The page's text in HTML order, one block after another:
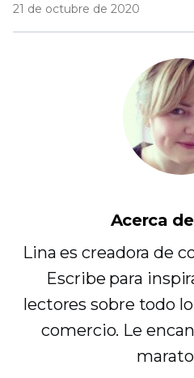
21 de octubre de 2020
Acerca
Lina es creadora de
Escribe para
lectores sobre todo
comercio. Le